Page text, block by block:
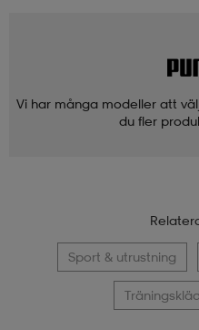
Vi har många modeller att
du fler
Sport & utrustning